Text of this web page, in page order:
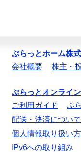
ぷらっとホーム株
会社概要
株主・
ぷらっとオンライン
ご利用ガイド
ぷ
配送・決済について
個人情報取り扱い
IPv6への取り組み